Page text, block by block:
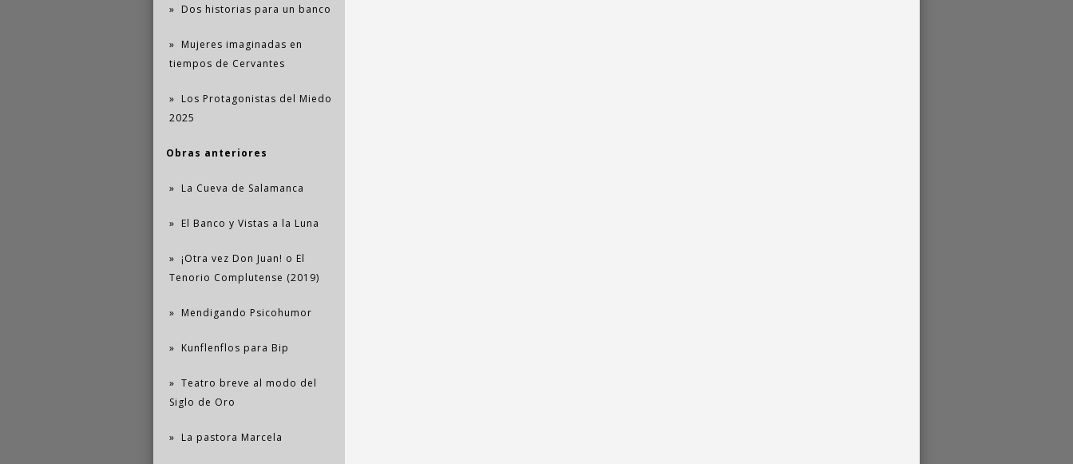
Dos historias para un banco
Mujeres imaginadas en
tiempos de Cervantes
Los Protagonistas del Miedo
2025
Obras anteriores
La Cueva de Salamanca
El Banco y Vistas a la Luna
¡Otra vez Don Juan! o El
Tenorio Complutense (2019)
Mendigando Psicohumor
Kunflenflos para Bip
Teatro breve al modo del
Siglo de Oro
La pastora Marcela